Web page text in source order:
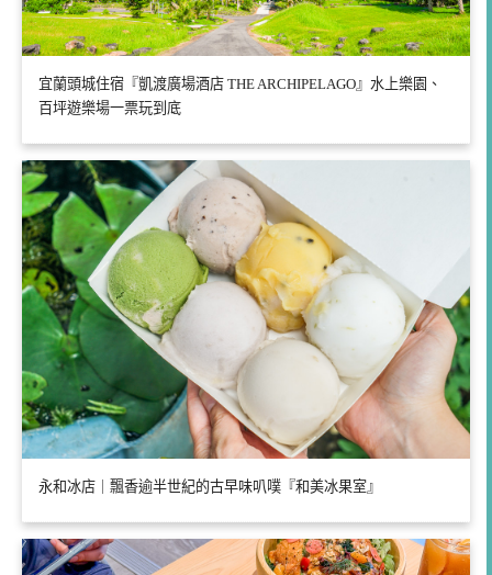
宜蘭頭城住宿『凱渡廣場酒店 THE ARCHIPELAGO』水上樂園、
百坪遊樂場一票玩到底
永和冰店｜飄香逾半世紀的古早味叭噗『和美冰果室』